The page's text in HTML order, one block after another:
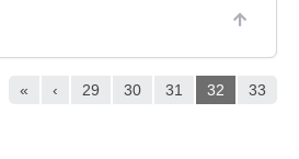
« ‹ 29 30 31 32 33